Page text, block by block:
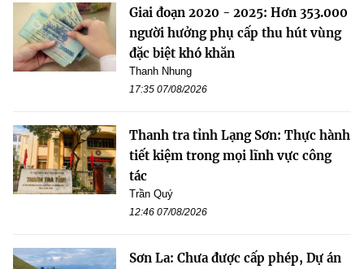
Giai đoạn 2020 - 2025: Hơn 353.000
người hưởng phụ cấp thu hút vùng
đặc biệt khó khăn
Thanh Nhung
17:35 07/08/2026
Thanh tra tỉnh Lạng Sơn: Thực hành
tiết kiệm trong mọi lĩnh vực công
tác
Trần Quý
12:46 07/08/2026
Sơn La: Chưa được cấp phép, Dự án